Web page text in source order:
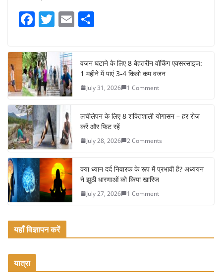
F
c
e
b
o
o
k
T
itt
er
E
e
वजन घटाने के लिए 8 बेहतरीन वॉकिंग एक्सरसाइज:
1 महीने में पाएं 3-4 किलो कम वजन
July 31, 2026 1 Comment
लचीलेपन के लिए 8 शक्तिशाली योगासन – हर रोज़
करें और फिट रहें
July 28, 2026 2 Comments
क्या ध्यान दर्द निवारक के रूप में प्रभावी है? अध्ययन
ने झूठी धारणाओं को किया खारिज
July 27, 2026 1 Comment
यहाँ विज्ञापन करें
यात्रा